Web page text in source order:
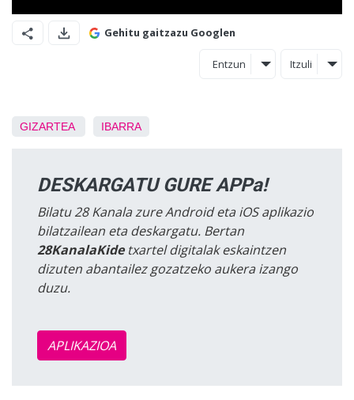
Gehitu gaitzazu Googlen
Entzun Itzuli
GIZARTEA IBARRA
DESKARGATU GURE APPa!
Bilatu 28 Kanala zure Android eta iOS aplikazio
bilatzailean eta deskargatu. Bertan
28KanalaKidetxartel digitalak eskaintzen
dizuten abantailez gozatzeko aukera izango
duzu.
APLIKAZIOA